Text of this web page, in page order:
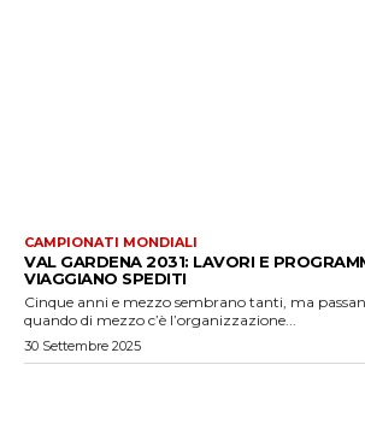
CAMPIONATI MONDIALI
VAL GARDENA 2031: LAVORI E
VIAGGIANO SPEDITI
Cinque anni e mezzo sembrano tanti, ma
quando di mezzo c’è l’organizzazione...
30 Settembre 2025